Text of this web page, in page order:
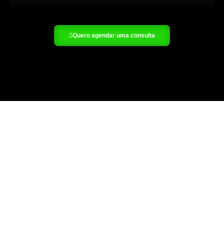
Quero agendar uma consulta